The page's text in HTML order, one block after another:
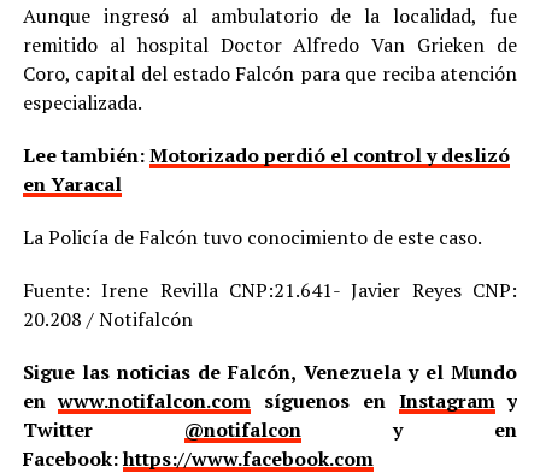
Aunque ingresó al ambulatorio de la localidad, fue
remitido al hospital Doctor Alfredo Van Grieken de
Coro, capital del estado Falcón para que reciba atención
especializada.
Lee también:Motorizado perdió el control y deslizó
en Yaracal
La Policía de Falcón tuvo conocimiento de este caso.
Fuente: Irene Revilla CNP:21.641- Javier Reyes CNP:
20.208 / Notifalcón
Sigue las noticias de Falcón, Venezuela y el Mundo
enwww.notifalcon.com síguenos en Instagramy
Twitter @notifalcony en
Facebook:https://www.facebook.com